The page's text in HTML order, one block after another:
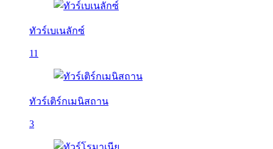
ทัวร์เบเนลักซ์
11
ทัวร์เติร์กเมนิสถาน
3